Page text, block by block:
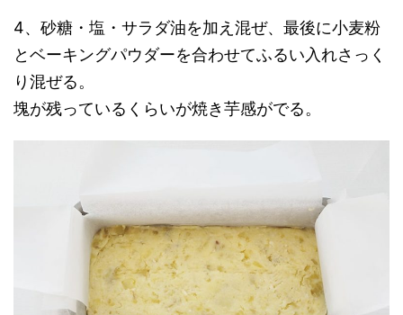
4、砂糖・塩・サラダ油を加え混ぜ、最後に小麦粉
とベーキングパウダーを合わせてふるい入れさっく
り混ぜる。
塊が残っているくらいが焼き芋感がでる。